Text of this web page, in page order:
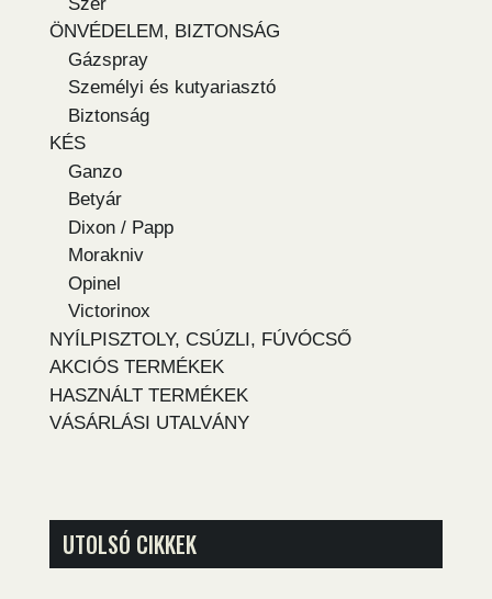
ÖNVÉDELEM, BIZTONSÁG
Gázspray
Személyi és kutyariasztó
Biztonság
KÉS
Ganzo
Betyár
Dixon / Papp
Morakniv
Opinel
Victorinox
NYÍLPISZTOLY, CSÚZLI, FÚVÓCSŐ
AKCIÓS TERMÉKEK
HASZNÁLT TERMÉKEK
VÁSÁRLÁSI UTALVÁNY
UTOLSÓ CIKKEK